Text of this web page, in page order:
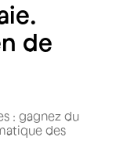
de
: gagnez du
des